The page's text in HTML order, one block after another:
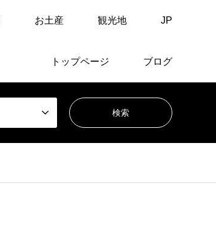
お土産 観光地 JP
トップページ ブログ